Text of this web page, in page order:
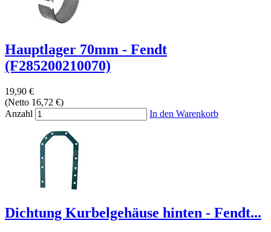
Hauptlager 70mm - Fendt
(F285200210070)
19,90 €
(Netto 16,72 €)
Anzahl
In den Warenkorb
Dichtung Kurbelgehäuse hinten - Fendt...